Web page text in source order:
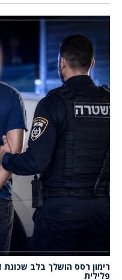
רימון רסס הושלך בלב
פלילית